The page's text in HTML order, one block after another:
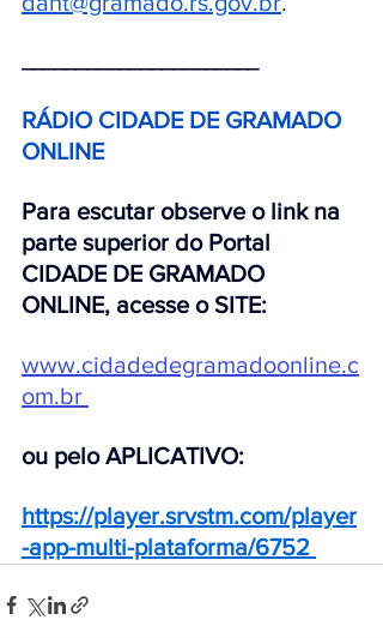
RÁDIO CIDADE DE GRAMADO
ONLINE
Para escutar observe o link na
parte superior do Portal
CIDADE DE GRAMADO
ONLINE, acesse o SITE:
www.cidadedegramadoonline.c
om.br
ou pelo APLICATIVO:
https://player.srvstm.com/player
-app-multi-plataforma/6752